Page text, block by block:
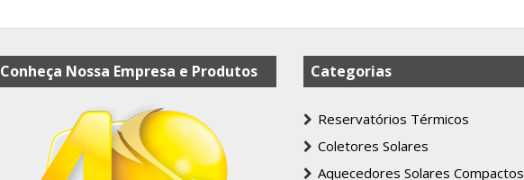
Conheça Nossa Empresa e Produtos Categorias
Reservatórios Térmicos
Coletores Solares
Aquecedores Solares Compactos